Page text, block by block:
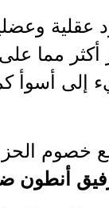
أكثر مما
إلى أسوأ
خصوم
أنطون ضاحي